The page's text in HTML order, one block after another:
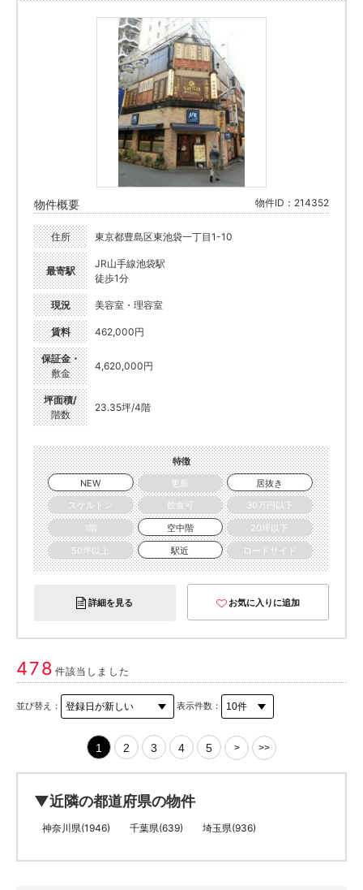
物件概要 物件ID：214352
住所 東京都豊島区東池袋一丁目1-10
最寄駅
JR山手線池袋駅
徒歩1分
現況 美容室・理容室
賃料 462,000円
保証金・
敷金
4,620,000円
坪面積/
階数
23.35坪/4階
特徴
NEW
更新
居抜き
スケルトン
飲食可
30万円以下
1階
空中階
20坪以下
50坪以上
駅近 ロードサイド
詳細を見る お気に入りに追加
478 件該当しました
並び替え： 表示件数：
1 2 3 4 5 > >>
▼近隣の都道府県の物件
神奈川県(1946) 千葉県(639) 埼玉県(936)